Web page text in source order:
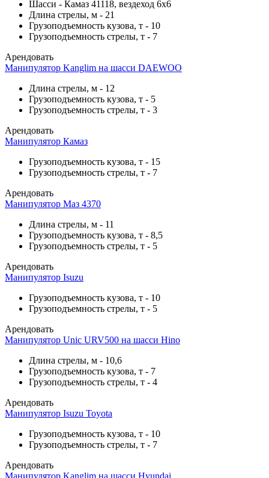
Шасси - Камаз 41118, вездеход 6х6
Длина стрелы, м - 21
Грузоподъемность кузова, т - 10
Грузоподъемность стрелы, т - 7
Арендовать
Манипулятор Kanglim на шасси DAEWOO
Длина стрелы, м - 12
Грузоподъемность кузова, т - 5
Грузоподъемность стрелы, т - 3
Арендовать
Манипулятор Камаз
Грузоподъемность кузова, т - 15
Грузоподъемность стрелы, т - 7
Арендовать
Манипулятор Маз 4370
Длина стрелы, м - 11
Грузоподъемность кузова, т - 8,5
Грузоподъемность стрелы, т - 5
Арендовать
Манипулятор Isuzu
Грузоподъемность кузова, т - 10
Грузоподъемность стрелы, т - 5
Арендовать
Манипулятор Unic URV500 на шасси Hino
Длина стрелы, м - 10,6
Грузоподъемность кузова, т - 7
Грузоподъемность стрелы, т - 4
Арендовать
Манипулятор Isuzu Toyota
Грузоподъемность кузова, т - 10
Грузоподъемность стрелы, т - 7
Арендовать
Манипулятор Kanglim на шасси Hyundai